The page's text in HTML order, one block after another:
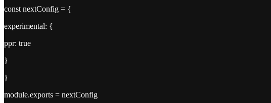
const nextConfig = {
experimental: {
ppr: true
}
}
module.exports = nextConfig